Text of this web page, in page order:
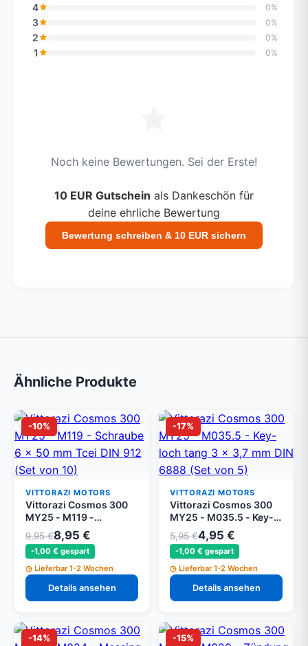
4 0%
3 0%
2 0%
1 0%
Noch keine Bewertungen. Sei der Erste!
10 EUR Gutschein als Dankeschön für
deine ehrliche Bewertung
Bewertung schreiben & 10 EUR sichern
Ähnliche Produkte
-10%
VITTORAZI MOTORS
Vittorazi Cosmos 300
MY25 - M119 -
Schraube 6 x 50 mm
Tcei DIN 912 (Set von
10)
9,95 €8,95 €
-1,00 € gespart
Lieferbar 1-2 Wochen
Details ansehen
-17%
VITTORAZI MOTORS
Vittorazi Cosmos 300
MY25 - M035.5 - Key-
loch tang 3 x 3,7 mm
DIN 6888 (Set von 5)
5,95 €4,95 €
-1,00 € gespart
Lieferbar 1-2 Wochen
Details ansehen
-14% -15%